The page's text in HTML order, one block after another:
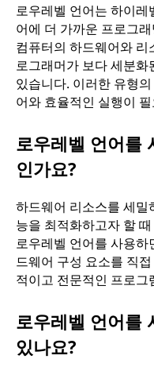
로우레벨 언어는 하이
어에 더 가까운 프로그
컴퓨터의 하드웨어와
로그래머가 보다 세분
있습니다. 이러한 유형
어와 효율적인 실행이
로우레벨 언어를
인가요?
하드웨어 리소스를 세밀
능을 최적화하고자 할
로우레벨 언어를 사용
드웨어 구성 요소를 직
적이고 전문적인 프로그
로우레벨 언어를
있나요?